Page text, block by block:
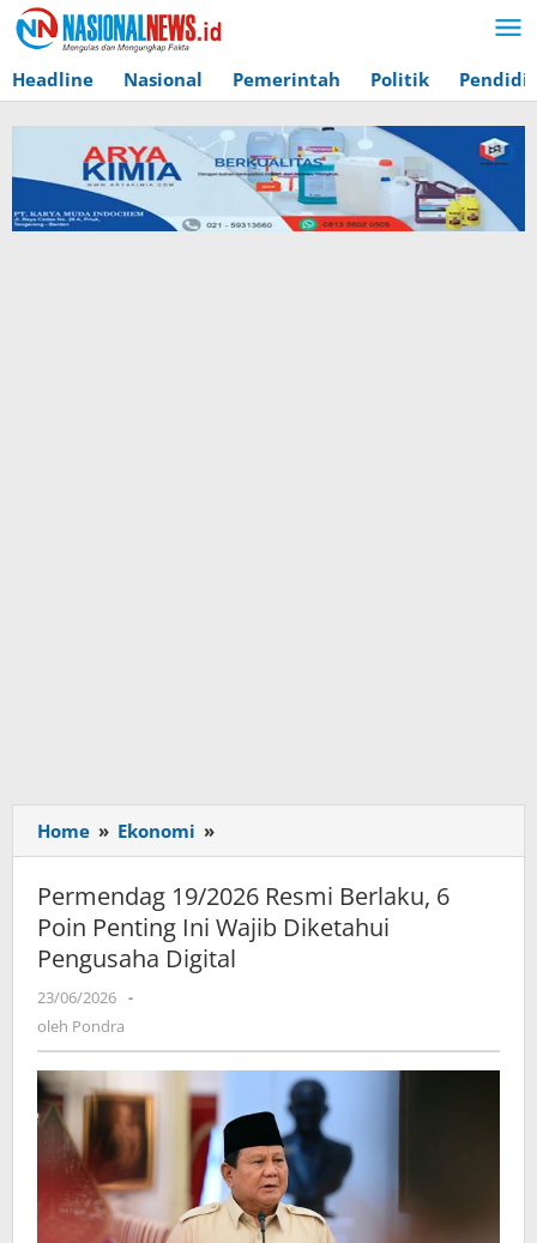
Lewati
ke
konten
Headline Nasional Pemerintah Politik
Home » Ekonomi »
19/2026
Resmi
Berlaku,
6
Poin
Diketahui
Pengusaha
Digital
Permendag 19/2026 Resmi Berlaku, 6
Poin Penting Ini Wajib Diketahui
Pengusaha Digital
23/06/2026 oleh
-
oleh Pondra